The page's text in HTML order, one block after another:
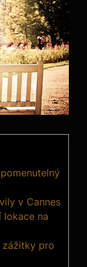
v Cannes
lokace na
zážitky pro